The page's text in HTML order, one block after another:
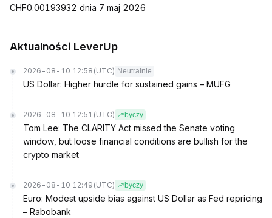
CHF0.00193932 dnia 7 maj 2026
Aktualności LeverUp
2026-08-10 12:58 (UTC) Neutralnie
US Dollar: Higher hurdle for sustained gains – MUFG
2026-08-10 12:51 (UTC) byczy
Tom Lee: The CLARITY Act missed the Senate voting
window, but loose financial conditions are bullish for the
crypto market
2026-08-10 12:49 (UTC) byczy
Euro: Modest upside bias against US Dollar as Fed repricing
– Rabobank